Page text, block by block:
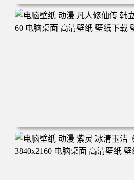
电脑壁纸 动漫角色 卡通场景 夏日
年回忆 荷塘荷叶 蜡笔小新 电脑桌
电脑壁纸 动漫 凡人修仙传 韩立 结
脑桌面 高清壁纸 壁纸下载 壁纸大全